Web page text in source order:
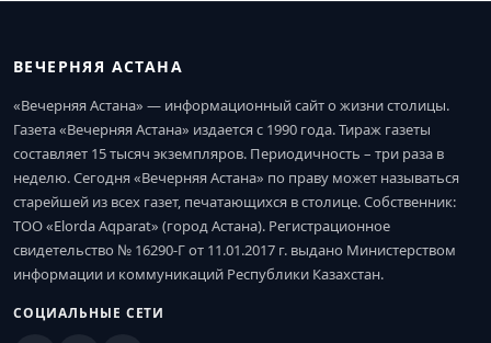
ВЕЧЕРНЯЯ АСТАНА
«Вечерняя Астана» — информационный сайт о жизни столицы.
Газета «Вечерняя Астана» издается с 1990 года. Тираж газеты
составляет 15 тысяч экземпляров. Периодичность – три раза в
неделю. Сегодня «Вечерняя Астана» по праву может называться
старейшей из всех газет, печатающихся в столице. Собственник:
ТОО «Elorda Aqparat» (город Астана). Регистрационное
свидетельство № 16290-Г от 11.01.2017 г. выдано Министерством
информации и коммуникаций Республики Казахстан.
СОЦИАЛЬНЫЕ СЕТИ